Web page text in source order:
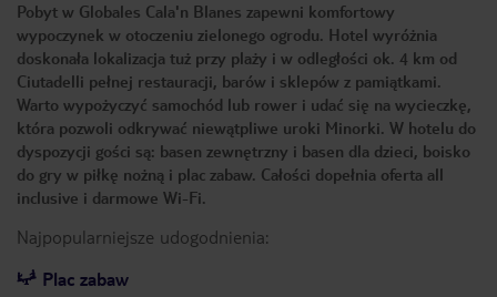
Pobyt w Globales Cala'n Blanes zapewni komfortowy
wypoczynek w otoczeniu zielonego ogrodu. Hotel wyróżnia
doskonała lokalizacja tuż przy plaży i w odległości ok. 4 km od
Ciutadelli pełnej restauracji, barów i sklepów z pamiątkami.
Warto wypożyczyć samochód lub rower i udać się na wycieczkę,
która pozwoli odkrywać niewątpliwe uroki Minorki. W hotelu do
dyspozycji gości są: basen zewnętrzny i basen dla dzieci, boisko
do gry w piłkę nożną i plac zabaw. Całości dopełnia oferta all
inclusive i darmowe Wi-Fi.
Najpopularniejsze udogodnienia:
Plac zabaw